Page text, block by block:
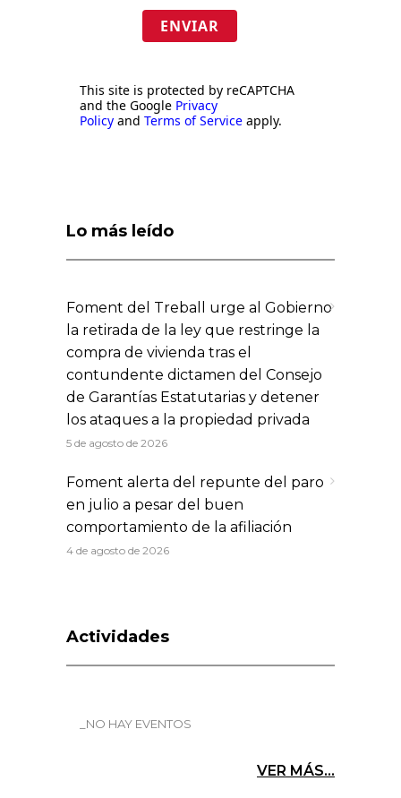
ENVIAR
This site is protected by reCAPTCHA
and the Google Privacy
Policy and Terms of Service apply.
Lo más leído
Foment del Treball urge al Gobierno
la retirada de la ley que restringe la
compra de vivienda tras el
contundente dictamen del Consejo
de Garantías Estatutarias y detener
los ataques a la propiedad privada
5 de agosto de 2026
Foment alerta del repunte del paro
en julio a pesar del buen
comportamiento de la afiliación
4 de agosto de 2026
Actividades
_NO HAY EVENTOS
VER MÁS...